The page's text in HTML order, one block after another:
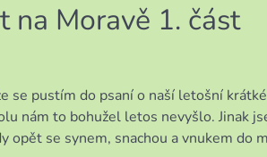
pobyt
část
na Moravě 1. část
se pustím do psaní o naší letošní
nám to bohužel letos nevyšlo. Jinak
opět se synem, snachou a vnukem do